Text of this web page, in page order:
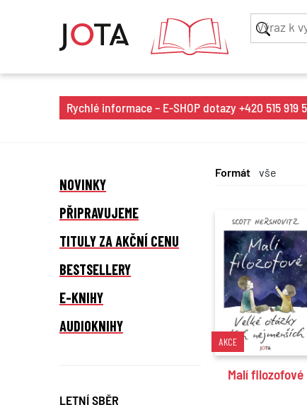
Rychlé informace – E-SHOP dotazy +420 515 919
NOVINKY
PŘIPRAVUJEME
TITULY ZA AKČNÍ CENU
BESTSELLERY
E-KNIHY
AUDIOKNIHY
LETNÍ SBĚR
Formát
AKCE
Malí filozofové